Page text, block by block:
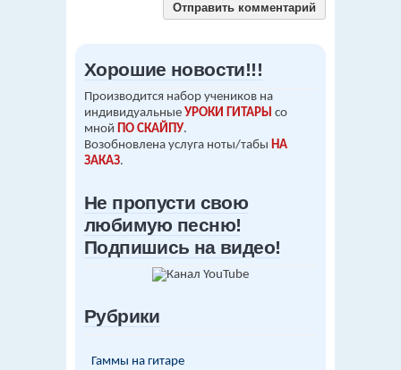
Хорошие новости!!!
Производится набор учеников на
индивидуальные УРОКИ ГИТАРЫ со
мной ПО СКАЙПУ.
Возобновлена услуга ноты/табы НА
ЗАКАЗ.
Не пропусти свою
любимую песню!
Подпишись на видео!
Рубрики
Гаммы на гитаре